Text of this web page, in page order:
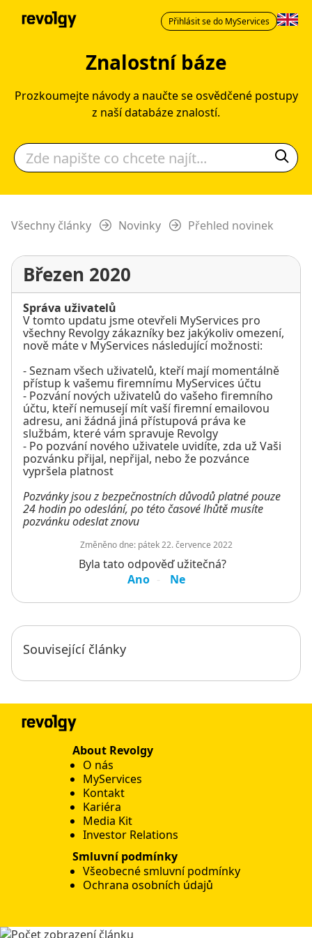
Přihlásit se do MyServices
Znalostní báze
Prozkoumejte návody a naučte se osvědčené postupy
z naší databáze znalostí.
Všechny články Novinky Přehled novinek
Březen 2020
Správa uživatelů
V tomto updatu jsme otevřeli MyServices pro
všechny Revolgy zákazníky bez jakýkoliv omezení,
nově máte v MyServices následující možnosti:
- Seznam všech uživatelů, kteří mají momentálně
přístup k vašemu firemnímu MyServices účtu
- Pozvání nových uživatelů do vašeho firemního
účtu, kteří nemusejí mít vaší firemní emailovou
adresu, ani žádná jiná přístupová práva ke
službám, které vám spravuje Revolgy
- Po pozvání nového uživatele uvidíte, zda už Vaši
pozvánku přijal, nepřijal, nebo že pozvánce
vypršela platnost
Pozvánky jsou z bezpečnostních důvodů platné pouze
24 hodin po odeslání, po této časové lhůtě musíte
pozvánku odeslat znovu
Změněno dne: pátek 22. července 2022
Byla tato odpověď užitečná?
Ano
Ne
Související články
About Revolgy
O nás
MyServices
Kontakt
Kariéra
Media Kit
Investor Relations
Smluvní podmínky
Všeobecné smluvní podmínky
Ochrana osobních údajů